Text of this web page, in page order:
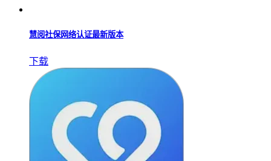
慧阅社保网络认证最新版本
下载